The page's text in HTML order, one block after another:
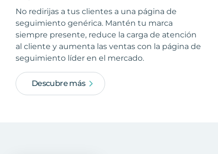
No redirijas a tus clientes a una página de
seguimiento genérica. Mantén tu marca
siempre presente, reduce la carga de atención
al cliente y aumenta las ventas con la página de
seguimiento líder en el mercado.
Descubre más